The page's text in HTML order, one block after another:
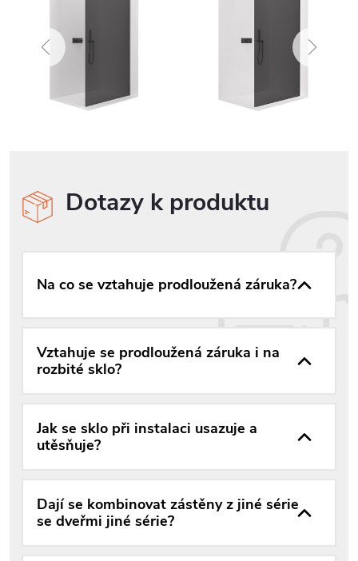
Dotazy k produktu
Na co se vztahuje prodloužená záruka?
Vztahuje se prodloužená záruka i na
rozbité sklo?
Jak se sklo při instalaci usazuje a
utěsňuje?
Dají se kombinovat zástěny z jiné série
se dveřmi jiné série?